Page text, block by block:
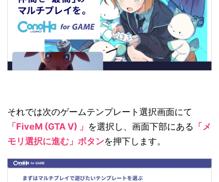
それでは次のゲームテンプレート選択画面にて
「FiveM (GTA V) 」 を選択し、画面下部にある 「メ
モリ選択に進む」ボタンを押下します。